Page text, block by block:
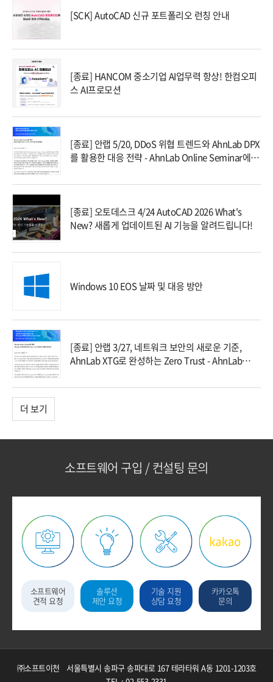
[SCK] AutoCAD 신규 포트폴리오 런칭 안내
[종료] HANCOM 중소기업 AI업무력 항상! 한컴오피
스 AI프로모션
[종료] 안랩 5/20, DDoS 위협 트렌드와 AhnLab DPX
를 활용한 대응 전략 - AhnLab Online Seminar에 초
[종료] 오토데스크 4/24 AutoCAD 2026 What's
New? 새롭게 업데이트된 AI 기능을 알려드립니다!
Windows 10 EOS 날짜 및 대응 방안
[종료] 안랩 3/27, 네트워크 보안의 새로운 기준,
AhnLab XTG로 완성하는 Zero Trust - AhnLab
더 보기
소프트웨어 구입 / 컨설팅 문의
소프트웨어
견적 요청
솔루션
제안 요청
기술 지원
상담 요청
카카오톡
문의
㈜소프트이천
서울특별시 송파구 송파대로 167 테라타워 A동 1201-1203호